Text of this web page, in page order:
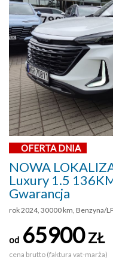
OFERTA DNIA
NOWA
Luxury 1.5
Gwarancja
rok 2024, 30000 km, Benzyna/
od 65900ZŁ
cena brutto (faktura vat-marża)